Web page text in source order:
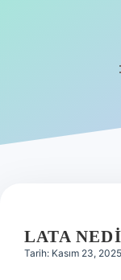
Hakkımızda
LATA
Tarih: Kasım 23, 2025